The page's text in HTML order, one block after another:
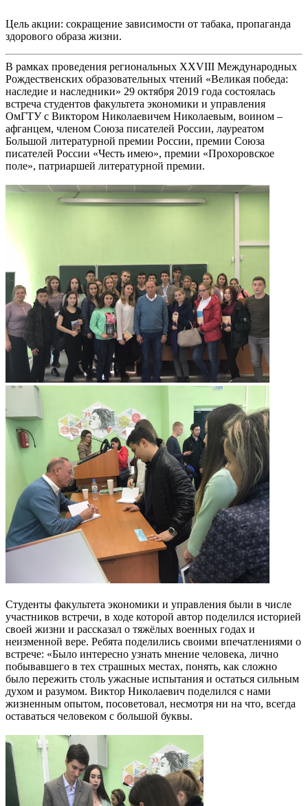
Цель акции: сокращение зависимости от табака, пропаганда
здорового образа жизни.
В рамках проведения региональных XXVIII Международных
Рождественских образовательных чтений «Великая победа:
наследие и наследники» 29 октября 2019 года состоялась
встреча студентов факультета экономики и управления
ОмГТУ с Виктором Николаевичем Николаевым, воином –
афганцем, членом Союза писателей России, лауреатом
Большой литературной премии России, премии Союза
писателей России «Честь имею», премии «Прохоровское
поле», патриаршей литературной премии.
Студенты факультета экономики и управления были в числе
участников встречи, в ходе которой автор поделился историей
своей жизни и рассказал о тяжёлых военных годах и
неизменной вере. Ребята поделились своими впечатлениями о
встрече: «Было интересно узнать мнение человека, лично
побывавшего в тех страшных местах, понять, как сложно
было пережить столь ужасные испытания и остаться сильным
духом и разумом. Виктор Николаевич поделился с нами
жизненным опытом, посоветовал, несмотря ни на что, всегда
оставаться человеком с большой буквы.